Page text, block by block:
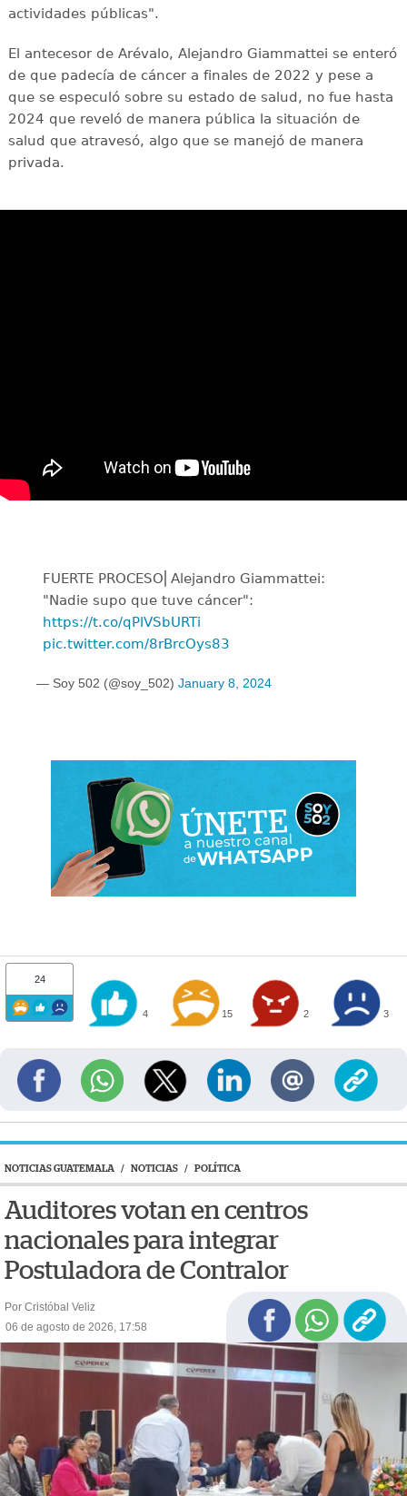
actividades públicas".
El antecesor de Arévalo, Alejandro Giammattei se enteró
de que padecía de cáncer a finales de 2022 y pese a
que se especuló sobre su estado de salud, no fue hasta
2024 que reveló de manera pública la situación de
salud que atravesó, algo que se manejó de manera
privada.
FUERTE PROCESO⎜Alejandro Giammattei:
"Nadie supo que tuve cáncer":
https://t.co/qPlVSbURTi
pic.twitter.com/8rBrcOys83
— Soy 502 (@soy_502) January 8, 2024
24
4 15 2 3
NOTICIAS GUATEMALA / NOTICIAS / POLÍTICA
Auditores votan en centros
nacionales para integrar
Postuladora de Contralor
Por Cristóbal Veliz
06 de agosto de 2026, 17:58